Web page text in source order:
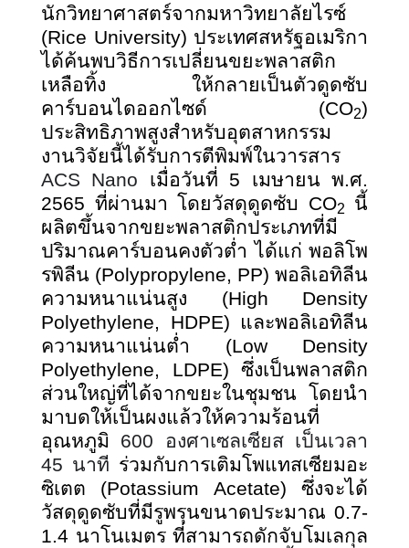
นักวิทยาศาสตร์จากมหาวิทยาลัยไรซ์
(Rice University) ประเทศสหรัฐอเมริกา
ได้ค้นพบวิธีการเปลี่ยนขยะพลาสติก
เหลือทิ้ง ให้กลายเป็นตัวดูดซับ
คาร์บอนไดออกไซด์ (CO2)
ประสิทธิภาพสูงสำหรับอุตสาหกรรม
งานวิจัยนี้ได้รับการตีพิมพ์ในวารสาร
ACS Nano เมื่อวันที่ 5 เมษายน พ.ศ.
2565 ที่ผ่านมา โดยวัสดุดูดซับ CO2
นี้
ผลิตขึ้นจากขยะพลาสติกประเภทที่มี
ปริมาณคาร์บอนคงตัวต่ำ ได้แก่ พอลิโพ
รพิลีน (Polypropylene, PP) พอลิเอทิลีน
ความหนาแน่นสูง (High Density
Polyethylene, HDPE) และพอลิเอทิลีน
ความหนาแน่นต่ำ (Low Density
Polyethylene, LDPE) ซึ่งเป็นพลาสติก
ส่วนใหญ่ที่ได้จากขยะในชุมชน โดยนำ
มาบดให้เป็นผงแล้วให้ความร้อนที่
อุณหภูมิ 600 องศาเซลเซียส เป็นเวลา
45 นาที ร่วมกับการเติมโพแทสเซียมอะ
ซิเตต (Potassium Acetate) ซึ่งจะได้
วัสดุดูดซับที่มีรูพรุนขนาดประมาณ 0.7-
1.4 นาโนเมตร ที่สามารถดักจับโมเลกุล